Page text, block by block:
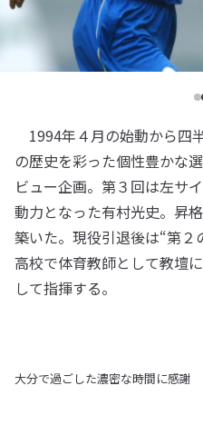
1994年４月の始動から四
の歴史を彩った個性豊かな
ビュー企画。第３回は左サ
動力となった有村光史。昇
築いた。現役引退後は“第
高校で体育教師として教壇
して指揮する。
大分で過ごした濃密な時間に感謝